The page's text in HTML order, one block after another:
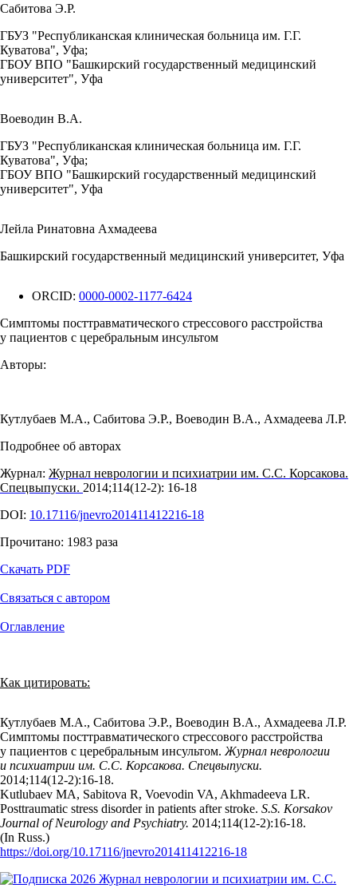
Сабитова Э.Р.
ГБУЗ "Республиканская клиническая больница им. Г.Г.
Куватова", Уфа;
ГБОУ ВПО "Башкирский государственный медицинский
университет", Уфа
Воеводин В.А.
ГБУЗ "Республиканская клиническая больница им. Г.Г.
Куватова", Уфа;
ГБОУ ВПО "Башкирский государственный медицинский
университет", Уфа
Лейла Ринатовна Ахмадеева
Башкирский государственный медицинский университет, Уфа
ORCID: 0000-0002-1177-6424
Симптомы посттравматического стрессового расстройства
у пациентов с церебральным инсультом
Авторы:
Кутлубаев М.А., Сабитова Э.Р., Воеводин В.А., Ахмадеева Л.Р.
Подробнее об авторах
Журнал: Журнал неврологии и психиатрии им. С.С. Корсакова.
Спецвыпуски. 2014;114(12‑2): 16‑18
DOI: 10.17116/jnevro201411412216-18
Прочитано: 1983 раза
Скачать PDF
Связаться с автором
Оглавление
Как цитировать:
Кутлубаев М.А., Сабитова Э.Р., Воеводин В.А., Ахмадеева Л.Р.
Симптомы посттравматического стрессового расстройства
у пациентов с церебральным инсультом. Журнал неврологии
и психиатрии им. С.С. Корсакова. Спецвыпуски.
2014;114(12‑2):16‑18.
Kutlubaev MA, Sabitova R, Voevodin VA, Akhmadeeva LR.
Posttraumatic stress disorder in patients after stroke. S.S. Korsakov
Journal of Neurology and Psychiatry. 2014;114(12‑2):16‑18.
(In Russ.)
https://doi.org/10.17116/jnevro201411412216-18